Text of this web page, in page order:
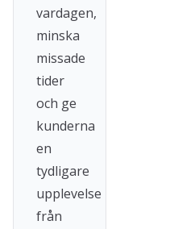
vardagen,
minska
missade
tider
och ge
kunderna
en
tydligare
upplevelse
från